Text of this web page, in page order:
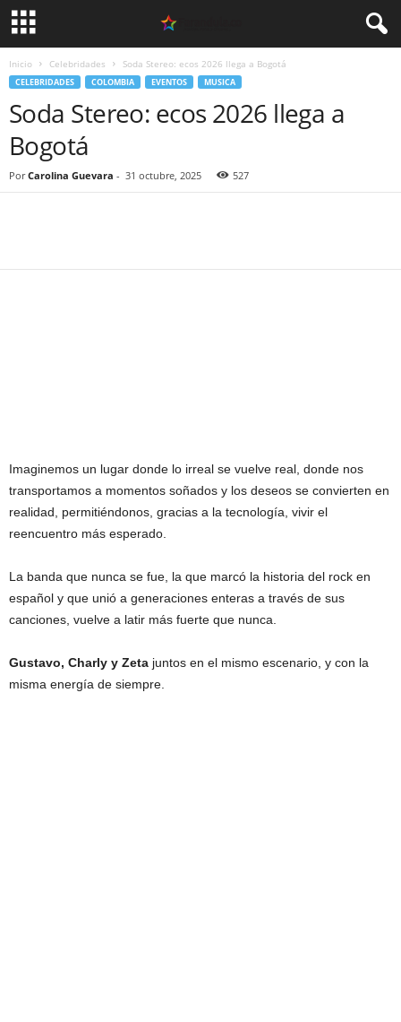
Inicio Celebridades Soda Stereo: ecos 2026 llega a Bogotá
CELEBRIDADES COLOMBIA EVENTOS MUSICA
Soda Stereo: ecos 2026 llega a
Bogotá
Por Carolina Guevara - 31 octubre, 2025 527
Imaginemos un lugar donde lo irreal se vuelve real, donde nos
transportamos a momentos soñados y los deseos se convierten en
realidad, permitiéndonos, gracias a la tecnología, vivir el
reencuentro más esperado.
La banda que nunca se fue, la que marcó la historia del rock en
español y que unió a generaciones enteras a través de sus
canciones, vuelve a latir más fuerte que nunca.
Gustavo, Charly y Zeta juntos en el mismo escenario, y con la
misma energía de siempre.